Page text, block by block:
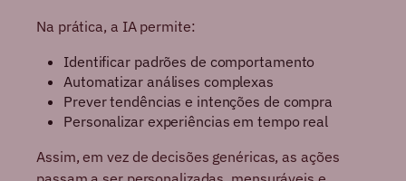
Na prática, a IA permite:
Identificar padrões de comportamento
Automatizar análises complexas
Prever tendências e intenções de compra
Personalizar experiências em tempo real
Assim, em vez de decisões genéricas, as ações